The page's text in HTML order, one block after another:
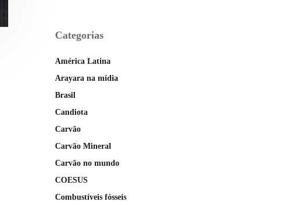
Categorias
América Latina
Arayara na mídia
Brasil
Candiota
Carvão
Carvão Mineral
Carvão no mundo
COESUS
Combustíveis fósseis